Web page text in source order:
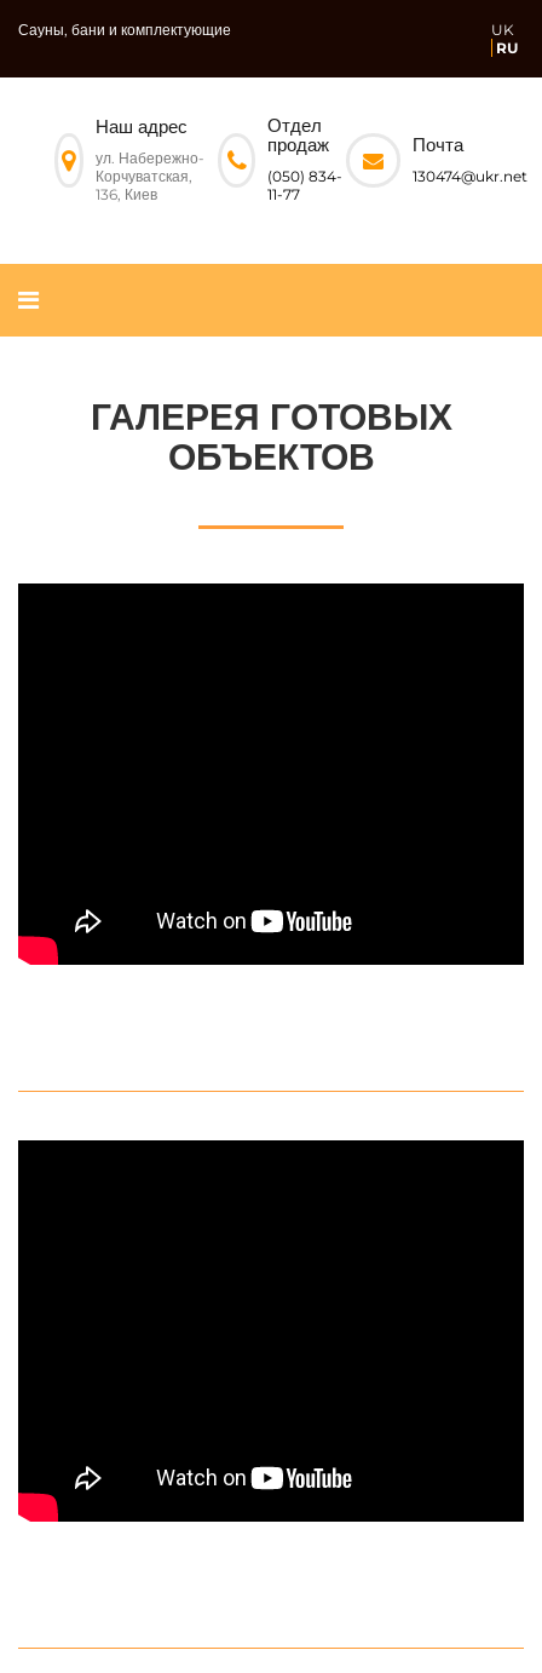
Сауны, бани и комплектующие
UK
RU
Наш адрес
ул. Набережно-
Корчуватская,
136, Киев
Отдел
продаж
(050) 834-
11-77
Почта
130474@ukr.net
ГАЛЕРЕЯ ГОТОВЫХ
ОБЪЕКТОВ